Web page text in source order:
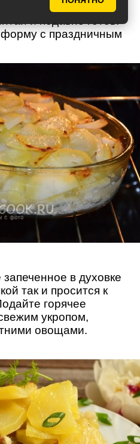
проскользнул в
и подавно готов.
с праздничным
в духовке
так и просится к
горячее
укропом,
овощами.